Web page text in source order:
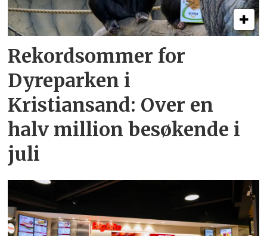
Rekordsommer for
Dyreparken i
Kristiansand: Over en
halv million besøkende i
juli